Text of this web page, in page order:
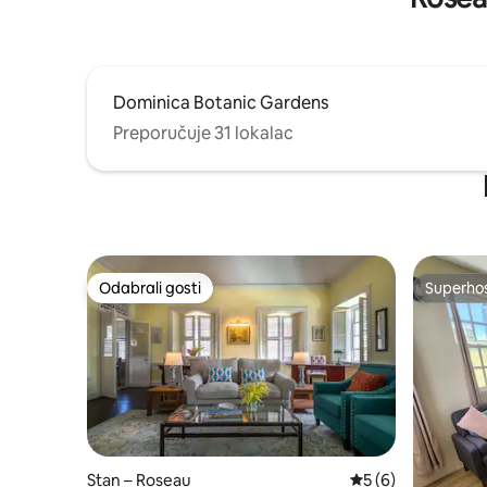
Dominica Botanic Gardens
Preporučuje 31 lokalac
Odabrali gosti
Odabrali gosti
Stan – Roseau Prosječna
5 (6)